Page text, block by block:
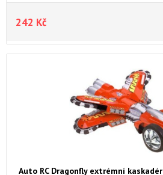
242 Kč
Auto RC Dragonfly extrémní kaskadér